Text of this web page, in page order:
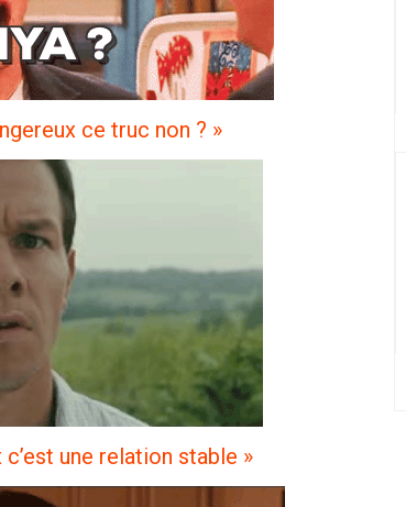
ce truc non ? »
une relation stable »